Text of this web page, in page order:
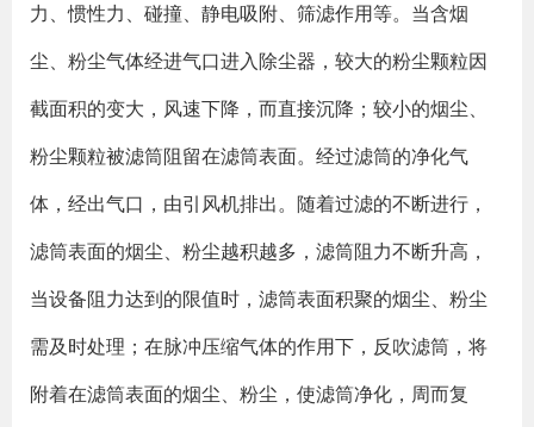
力、惯性力、碰撞、静电吸附、筛滤作用等。当含烟
尘、粉尘气体经进气口进入除尘器，较大的粉尘颗粒因
截面积的变大，风速下降，而直接沉降；较小的烟尘、
粉尘颗粒被滤筒阻留在滤筒表面。经过滤筒的净化气
体，经出气口，由引风机排出。随着过滤的不断进行，
滤筒表面的烟尘、粉尘越积越多，滤筒阻力不断升高，
当设备阻力达到的限值时，滤筒表面积聚的烟尘、粉尘
需及时处理；在脉冲压缩气体的作用下，反吹滤筒，将
附着在滤筒表面的烟尘、粉尘，使滤筒净化，周而复